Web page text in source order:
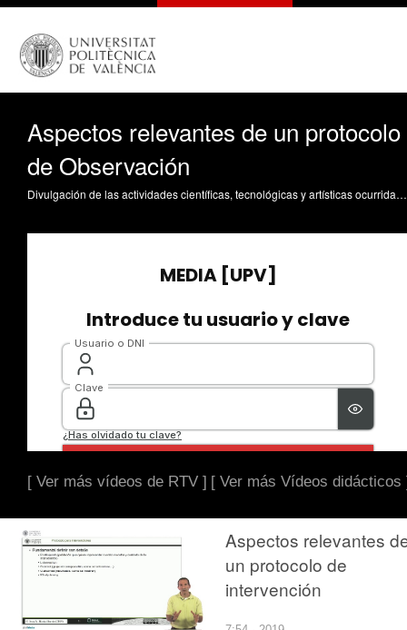
Aspectos relevantes de un protocolo
de Observación
Divulgación de las actividades científicas, tecnológicas y artísticas ocurridas en los tres campus de la UPV
[ Ver más vídeos de RTV ] [ Ver más Vídeos didácticos
Aspectos relevantes
un protocolo de
intervención